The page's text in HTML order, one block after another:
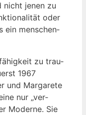
nicht jenen zu
oder
ein men­schen­
zu trau­
1967
und Mar­ga­re­te
nur „ver­
Moder­ne. Sie